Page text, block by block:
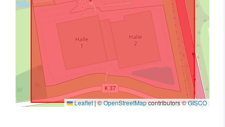
Leaflet|©OpenStreetMapcontributors ©GISCO